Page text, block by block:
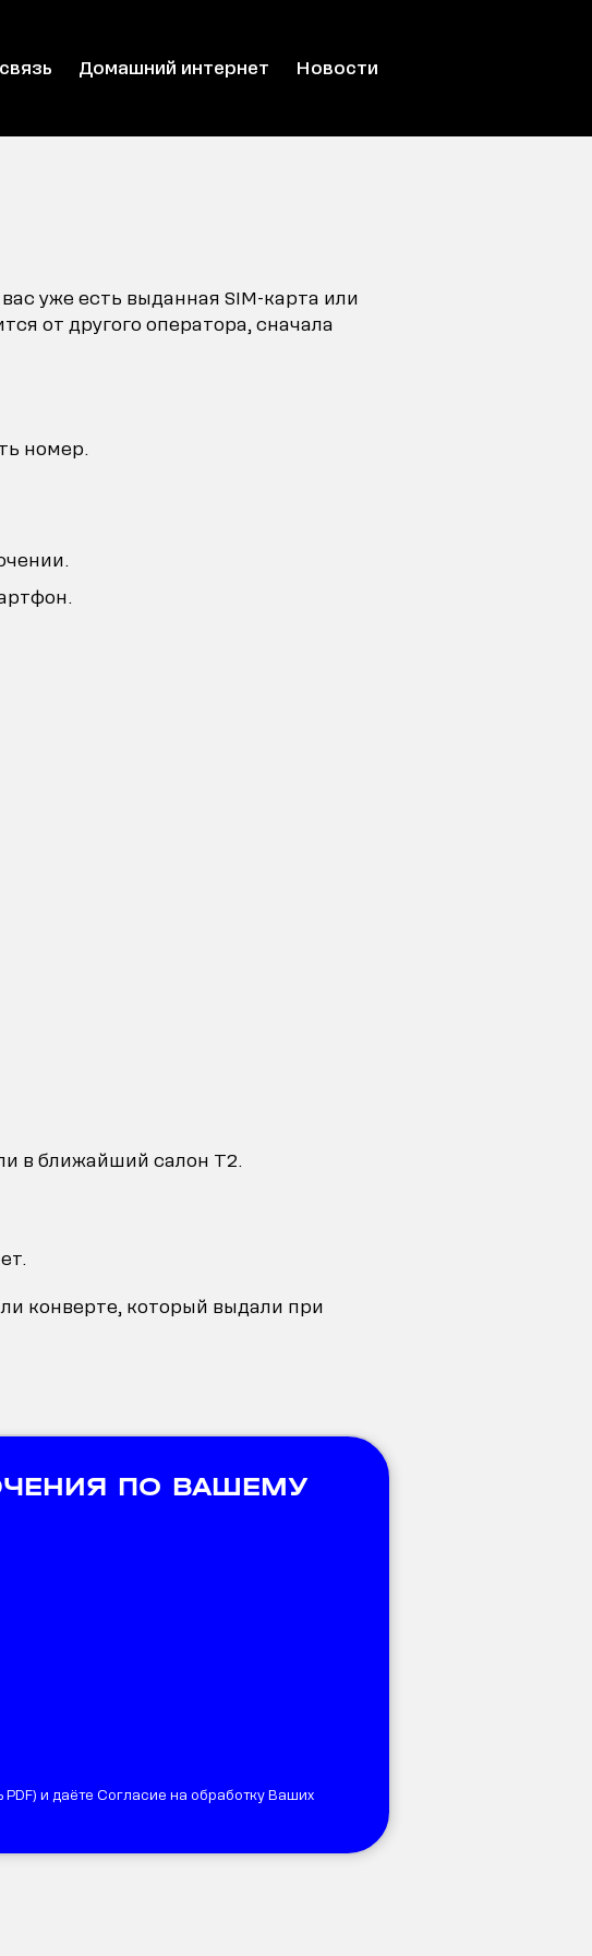
Домашний интернет Новости
уже есть выданная SIM-карта или
от другого оператора, сначала
номер.
в ближайший салон T2.
конверте, который выдали при
ПО ВАШЕМУ
PDF) и даёте Согласие на обработку Ваших